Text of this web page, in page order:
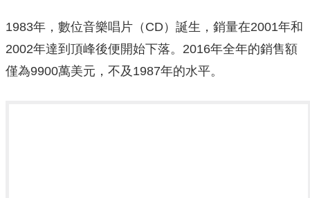
1983年，數位音樂唱片（CD）誕生，銷量在2001年和
2002年達到頂峰後便開始下落。2016年全年的銷售額
僅為9900萬美元，不及1987年的水平。